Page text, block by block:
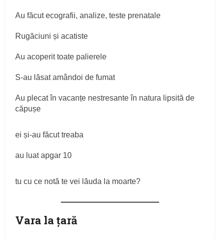
Au făcut ecografii, analize, teste prenatale
Rugăciuni și acatiste
Au acoperit toate palierele
S-au lăsat amândoi de fumat
Au plecat în vacanțe nestresante în natura lipsită de
căpușe
ei și-au făcut treaba
au luat apgar 10
tu cu ce notă te vei lăuda la moarte?
Vara la țară